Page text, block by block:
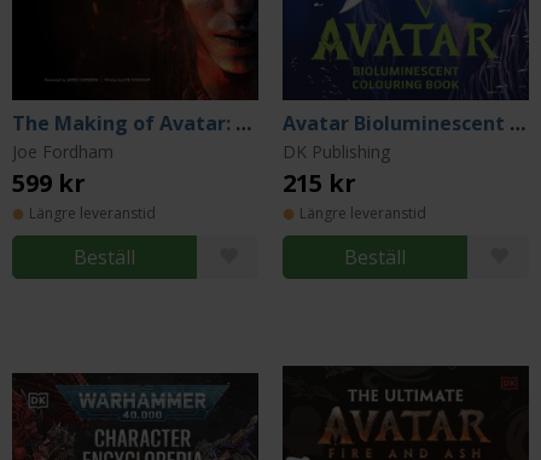
The Making of Avatar: Avatar, Avatar: The Way of Water, Avatar: Fire and Ash
Joe Fordham
599 kr
Längre leveranstid
Beställ
Avatar Bioluminescent Colouring Book
DK Publishing
215 kr
Längre leveranstid
Beställ